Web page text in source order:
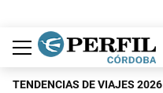
Política
Economía
Judiciales
Sociedad
Cultura
Espectáculos
Deportes
Protagonistas
TENDENCIAS DE VIAJES 2026